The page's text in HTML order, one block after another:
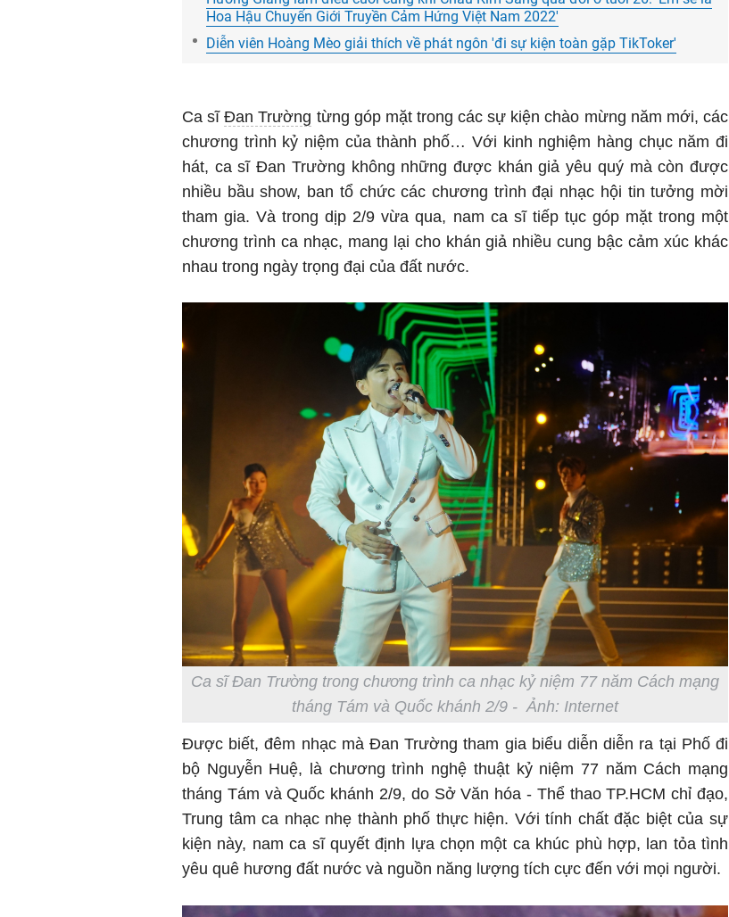
Hoa Hậu Chuyển Giới Truyền Cảm Hứng Việt Nam 2022'
Diễn viên Hoàng Mèo giải thích về phát ngôn 'đi sự kiện toàn gặp TikToker'
Ca sĩĐan Trường từng góp mặt trong các sự kiện chào mừng năm mới, các
chương trình kỷ niệm của thành phố… Với kinh nghiệm hàng chục năm đi
hát, ca sĩ Đan Trường không những được khán giả yêu quý mà còn được
nhiều bầu show, ban tổ chức các chương trình đại nhạc hội tin tưởng mời
tham gia. Và trong dịp 2/9 vừa qua, nam ca sĩ tiếp tục góp mặt trong một
chương trình ca nhạc, mang lại cho khán giả nhiều cung bậc cảm xúc khác
nhau trong ngày trọng đại của đất nước.
Ca sĩ Đan Trường trong chương trình ca nhạc kỷ niệm 77 năm Cách mạng
tháng Tám và Quốc khánh 2/9 - Ảnh: Internet
Được biết, đêm nhạc mà Đan Trường tham gia biểu diễn diễn ra tại Phố đi
bộ Nguyễn Huệ, là chương trình nghệ thuật kỷ niệm 77 năm Cách mạng
tháng Tám và Quốc khánh 2/9, do Sở Văn hóa - Thể thao TP.HCM chỉ đạo,
Trung tâm ca nhạc nhẹ thành phố thực hiện. Với tính chất đặc biệt của sự
kiện này, nam ca sĩ quyết định lựa chọn một ca khúc phù hợp, lan tỏa tình
yêu quê hương đất nước và nguồn năng lượng tích cực đến với mọi người.